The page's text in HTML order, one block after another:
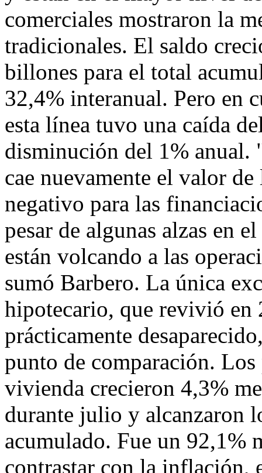
comerciales mostraron la
tradicionales. El saldo
billones para el total
32,4% interanual. Pero en
esta línea tuvo una caída
disminución del 1% anual.
cae nuevamente el valor
negativo para las
pesar de algunas alzas en
están volcando a las
sumó Barbero. La única
hipotecario, que revivió en
prácticamente
punto de comparación. Los
vivienda crecieron 4,3%
durante julio y alcanzaron
acumulado. Fue un 92,1%
contrastar con la inflación,